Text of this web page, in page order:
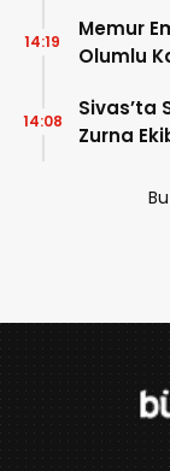
Memur
Olumlu
14:19
Sivas’ta
Zurna
14:08